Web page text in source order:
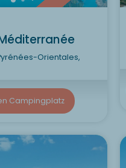
Orientales,
Campingplatz